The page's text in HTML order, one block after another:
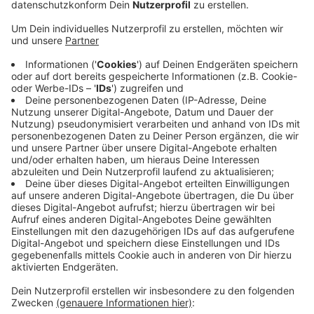
nicht sagen. Dort war der Mann Vorlesepate. Bei
vielen Kitakindern Fotos gefunden. Die Fotos sind
Staatsanwaltschaft. Die Kinder sind angezogen
und es sind Porträtfotos. Auf die Rückseite hatte
der Mann die Namen der Kinder geschrieben. Die
Kitas wussten das. Der Mann hatte gesagt, dass
er sich so die Namen der Kinder einprägen wollte.
Laut Stadt ist es schon mehrere Monate her, dass
der 83-jährige das letzte Mal Kitakindern
vorgelesen hat. Nie habe es Auffälligkeiten
gegeben und er sei auch nie mit einem Kind alleine
gewesen.
Veröffentlicht:Dienstag, 02.07.2019 06:19
Anzeige